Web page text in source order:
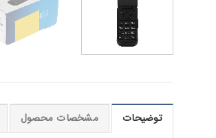
توضیحات مشخصات محصول